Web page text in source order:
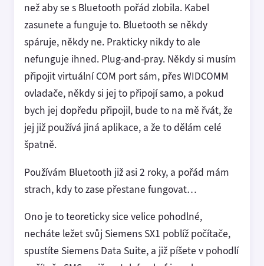
než aby se s Bluetooth pořád zlobila. Kabel
zasunete a funguje to. Bluetooth se někdy
spáruje, někdy ne. Prakticky nikdy to ale
nefunguje ihned. Plug-and-pray. Někdy si musím
připojit virtuální COM port sám, přes WIDCOMM
ovladače, někdy si jej to připojí samo, a pokud
bych jej dopředu připojil, bude to na mě řvát, že
jej již používá jiná aplikace, a že to dělám celé
špatně.
Používám Bluetooth již asi 2 roky, a pořád mám
strach, kdy to zase přestane fungovat…
Ono je to teoreticky sice velice pohodlné,
necháte ležet svůj Siemens SX1 poblíž počítače,
spustíte Siemens Data Suite, a již píšete v pohodlí